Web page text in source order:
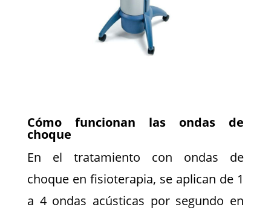
Cómo funcionan las ondas de
choque
En el tratamiento con ondas de
choque en fisioterapia, se aplican de 1
a 4 ondas acústicas por segundo en